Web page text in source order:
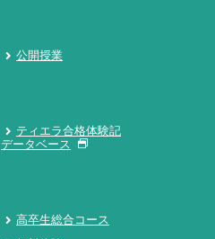
公開授業
ティエラ合格体験記
データベース
高卒生総合コース